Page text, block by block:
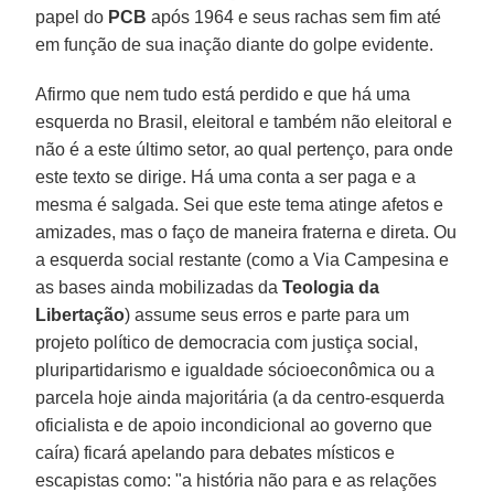
papel do PCB após 1964 e seus rachas sem fim até
em função de sua inação diante do golpe evidente.
Afirmo que nem tudo está perdido e que há uma
esquerda no Brasil, eleitoral e também não eleitoral e
não é a este último setor, ao qual pertenço, para onde
este texto se dirige. Há uma conta a ser paga e a
mesma é salgada. Sei que este tema atinge afetos e
amizades, mas o faço de maneira fraterna e direta. Ou
a esquerda social restante (como a Via Campesina e
as bases ainda mobilizadas daTeologia da
Libertação) assume seus erros e parte para um
projeto político de democracia com justiça social,
pluripartidarismo e igualdade sócioeconômica ou a
parcela hoje ainda majoritária (a da centro-esquerda
oficialista e de apoio incondicional ao governo que
caíra) ficará apelando para debates místicos e
escapistas como: "a história não para e as relações